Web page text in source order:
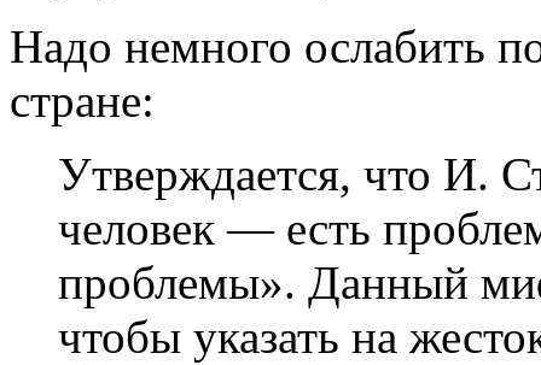
Надо немного ослабить
стране:
Утверждается, что И.
человек — есть
проблемы». Данный
чтобы указать на